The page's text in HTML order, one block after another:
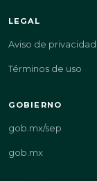
LEGAL
Aviso de privacidad
Términos de uso
GOBIERNO
gob.mx/sep
gob.mx